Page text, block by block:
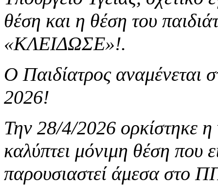
θέση και η θέση του
«ΚΛΕΙΔΩΣΕ»!.
Ο Παιδίατρος αναμένεται
2026!
Την 28/4/2026 ορκίστηκε
καλύπτει μόνιμη θέση που
παρουσιαστεί άμεσα στο